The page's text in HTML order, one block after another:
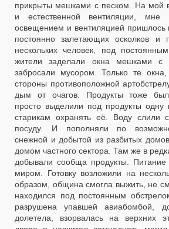
прикрыты мешками с песком. На мой
и естественной вентиляции, мне
освещением и вентиляцией пришлось
постоянно залетающих осколков и
нескольких человек, под
жители заделали окна мешками с
забросали мусором. Только те
стороны противоположной
дым от очагов. Продукты тоже
просто выделили под продукты одну
старикам охранять её. Воду слили
посуду. И пополняли по
снежной и добытой из разбитых
домом частного сектора. Там же в
добывали сообща продукты. Питание
миром. Готовку возложили на
образом, община смогла выжить, не
находился под постоянным
разрушена упавшей авиабомбой,
долетела, взорвалась на верхних